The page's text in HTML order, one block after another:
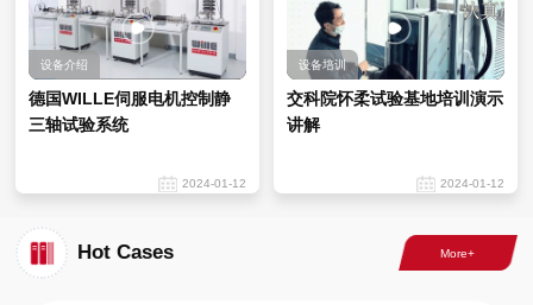
设备介绍
德国WILLE伺服电机控制静
三轴试验系统
2024-01-12
设备培训
交科院怀柔试验基地培训演示
讲解
2024-01-12
Hot Cases